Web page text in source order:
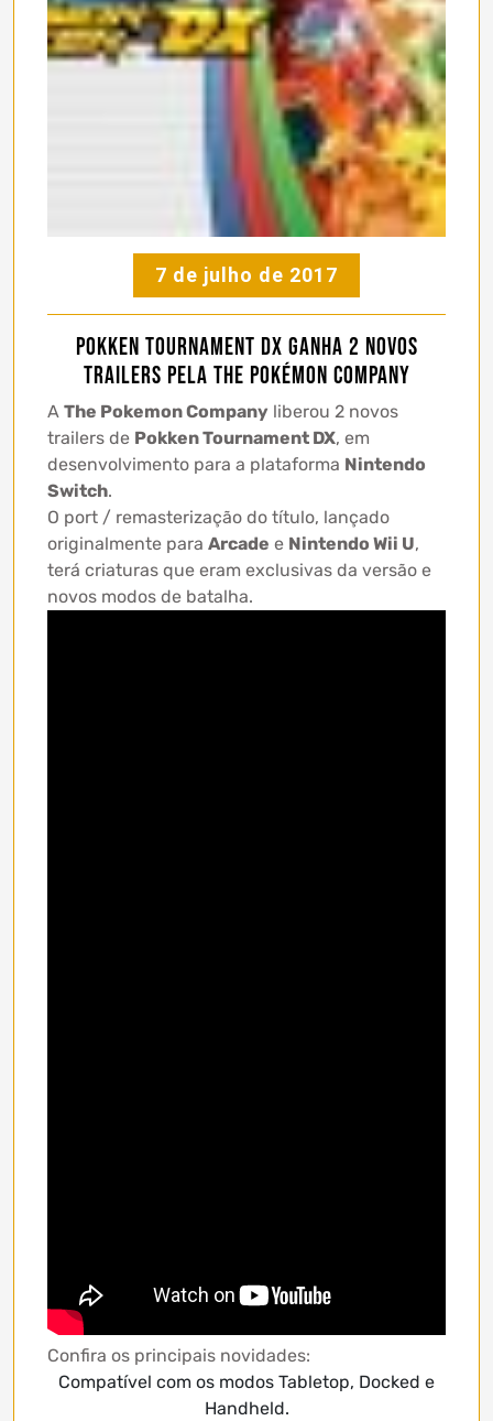
7 de julho de 2017
Pokken Tournament DX ganha 2 novos
trailers pela The Pokémon Company
A The Pokemon Company liberou 2 novos
trailers de Pokken Tournament DX, em
desenvolvimento para a plataforma Nintendo
Switch.
O port / remasterização do título, lançado
originalmente para Arcade e Nintendo Wii U,
terá criaturas que eram exclusivas da versão e
novos modos de batalha.
Confira os principais novidades:
Compatível com os modos Tabletop, Docked e
Handheld.